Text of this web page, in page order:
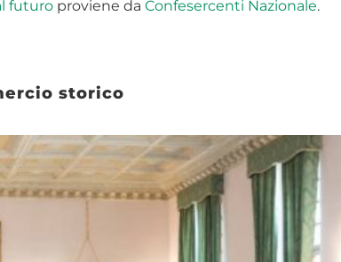
futuro proviene da Confesercenti Nazionale.
storico